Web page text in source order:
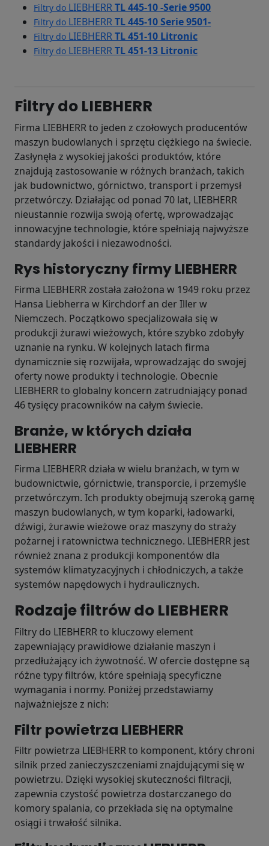
Filtry do LIEBHERRTL 445-10 -Serie 9500
Filtry do LIEBHERRTL 445-10 Serie 9501-
Filtry do LIEBHERRTL 451-10 Litronic
Filtry do LIEBHERRTL 451-13 Litronic
Filtry do LIEBHERR
Firma LIEBHERR to jeden z czołowych producentów
maszyn budowlanych i sprzętu ciężkiego na świecie.
Zasłynęła z wysokiej jakości produktów, które
znajdują zastosowanie w różnych branżach, takich
jak budownictwo, górnictwo, transport i przemysł
przetwórczy. Działając od ponad 70 lat, LIEBHERR
nieustannie rozwija swoją ofertę, wprowadzając
innowacyjne technologie, które spełniają najwyższe
standardy jakości i niezawodności.
Rys historyczny firmy LIEBHERR
Firma LIEBHERR została założona w 1949 roku przez
Hansa Liebherra w Kirchdorf an der Iller w
Niemczech. Początkowo specjalizowała się w
produkcji żurawi wieżowych, które szybko zdobyły
uznanie na rynku. W kolejnych latach firma
dynamicznie się rozwijała, wprowadzając do swojej
oferty nowe produkty i technologie. Obecnie
LIEBHERR to globalny koncern zatrudniający ponad
46 tysięcy pracowników na całym świecie.
Branże, w których działa
LIEBHERR
Firma LIEBHERR działa w wielu branżach, w tym w
budownictwie, górnictwie, transporcie, i przemyśle
przetwórczym. Ich produkty obejmują szeroką gamę
maszyn budowlanych, w tym koparki, ładowarki,
dźwigi, żurawie wieżowe oraz maszyny do straży
pożarnej i ratownictwa technicznego. LIEBHERR jest
również znana z produkcji komponentów dla
systemów klimatyzacyjnych i chłodniczych, a także
systemów napędowych i hydraulicznych.
Rodzaje filtrów do LIEBHERR
Filtry do LIEBHERR to kluczowy element
zapewniający prawidłowe działanie maszyn i
przedłużający ich żywotność. W ofercie dostępne są
różne typy filtrów, które spełniają specyficzne
wymagania i normy. Poniżej przedstawiamy
najważniejsze z nich:
Filtr powietrza LIEBHERR
Filtr powietrza LIEBHERR to komponent, który chroni
silnik przed zanieczyszczeniami znajdującymi się w
powietrzu. Dzięki wysokiej skuteczności filtracji,
zapewnia czystość powietrza dostarczanego do
komory spalania, co przekłada się na optymalne
osiągi i trwałość silnika.